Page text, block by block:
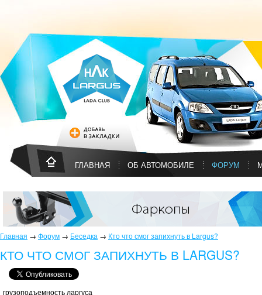
ГЛАВНАЯ ОБ АВТОМОБИЛЕ ФОРУМ
Главная → Форум → Беседка → Кто что смог запихнуть в Largus?
КТО ЧТО СМОГ ЗАПИХНУТЬ В LARGUS?
грузоподъемность ларгуса